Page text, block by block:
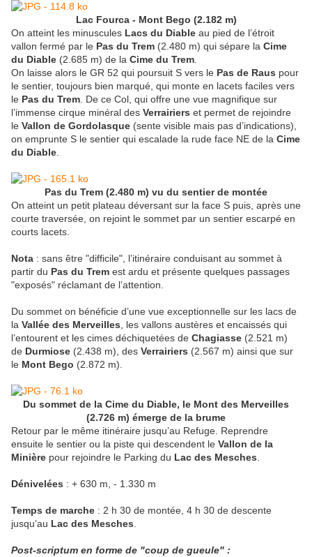
Lac Fourca - Mont Bego (2.182 m)
On atteint les minuscules Lacs du Diable au pied de l’étroit
vallon fermé par le Pas du Trem (2.480 m) qui sépare la Cime
du Diable (2.685 m) de la Cime du Trem
On laisse alors le GR 52 qui poursuit S vers le Pas de Raus pour
le sentier, toujours bien marqué, qui monte en lacets faciles vers
le Pas du Trem . De ce Col, qui offre une vue magnifique sur
l’immense cirque minéral des Verrairiers et permet de rejoindre
le Vallon de Gordolasque (sente visible mais pas d’indications),
on emprunte S le sentier qui escalade la rude face NE de la Cime
du Diable
Pas du Trem (2.480 m) vu du sentier de montée
On atteint un petit plateau déversant sur la face S puis, après une
courte traversée, on rejoint le sommet par un sentier escarpé en
courts lacets.
Nota : sans être "difficile", l’itinéraire conduisant au sommet à
partir du Pas du Trem est ardu et présente quelques passages
"exposés" réclamant de l’attention.
Du sommet on bénéficie d’une vue exceptionnelle sur les lacs de
la Vallée des Merveilles , les vallons austères et encaissés qui
l’entourent et les cimes déchiquetées de Chagiasse (2.521 m)
de Durmiose (2.438 m), des Verrairiers (2.567 m) ainsi que sur
le Mont Bego (2.872 m).
Du sommet de la Cime du Diable, le Mont des Merveilles
(2.726 m) émerge de la brume
Retour par le même itinéraire jusqu’au Refuge. Reprendre
ensuite le sentier ou la piste qui descendent le Vallon de la
Minière pour rejoindre le Parking du Lac des Mesches
Dénivelées : + 630 m, - 1.330 m
Temps de marche : 2 h 30 de montée, 4 h 30 de descente
jusqu’au Lac des Mesches
Post-scriptum en forme de "coup de gueule" :